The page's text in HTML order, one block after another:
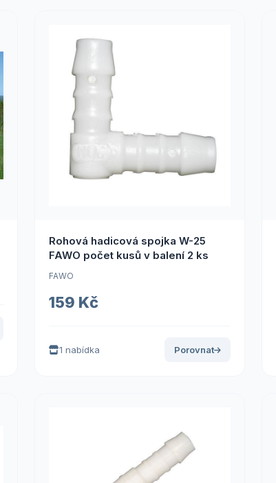
Rohová hadicová spojka W-25
FAWO počet kusů v balení 2 ks
FAWO
159 Kč
1 nabídka Porovnat